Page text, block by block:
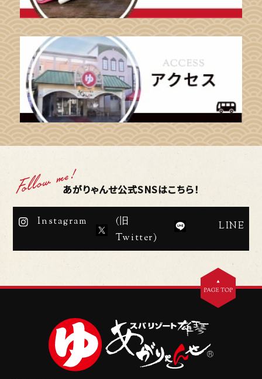
あがりゃんせ公式SNSはこちら！
Instagram
(旧
Twitter)
LINE